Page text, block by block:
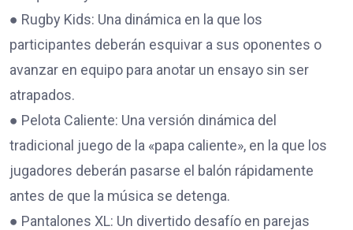
● Rugby Kids: Una dinámica en la que los
participantes deberán esquivar a sus oponentes o
avanzar en equipo para anotar un ensayo sin ser
atrapados.
● Pelota Caliente: Una versión dinámica del
tradicional juego de la «papa caliente», en la que los
jugadores deberán pasarse el balón rápidamente
antes de que la música se detenga.
● Pantalones XL: Un divertido desafío en parejas